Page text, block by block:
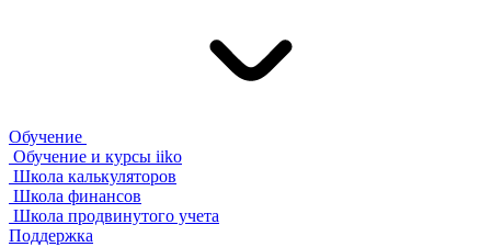
Обучение
Обучение и курсы iiko
Школа калькуляторов
Школа финансов
Школа продвинутого учета
Поддержка